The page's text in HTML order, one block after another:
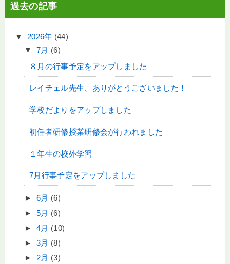
過去の記事
▼ 2026年 (44)
▼ 7月 (6)
８月の行事予定をアップしました
レイチェル先生、ありがとうございました！
学校だよりをアップしました
初任者研修授業研修会が行われました
１年生の校外学習
7月行事予定をアップしました
► 6月 (6)
► 5月 (6)
► 4月 (10)
► 3月 (8)
► 2月 (3)